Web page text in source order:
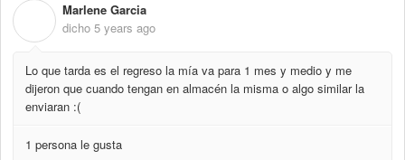
Marlene Garcia
dicho 5 years ago
Lo que tarda es el regreso la mía va para 1 mes y medio y me
dijeron que cuando tengan en almacén la misma o algo similar la
enviaran :(
1 persona le gusta